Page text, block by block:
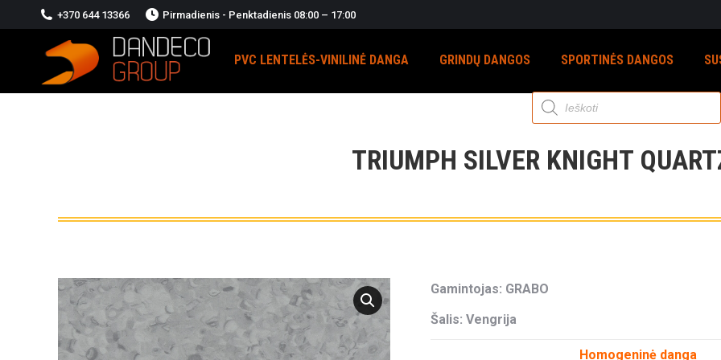
+370 644 13366 Pirmadienis - Penktadienis 08:00 – 17:00
PVC LENTELĖS-VINILINĖ DANGA GRINDŲ DANGOS SPORTINĖS DANGOS
Products
search
TRIUMPH SILVER KNIGHT
Gamintojas: GRABO
Šalis: Vengrija
Homogeninė danga